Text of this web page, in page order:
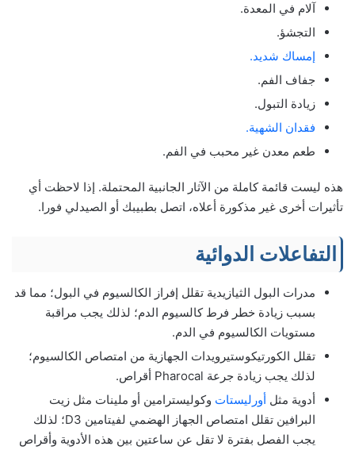
آلام في المعدة.
التجشؤ.
إمساك شديد.
جفاف الفم.
زيادة التبول.
فقدان الشهية.
طعم معدن غير محبب في الفم.
هذه ليست قائمة كاملة من الآثار الجانبية المحتملة. إذا لاحظت أي
تأثيرات أخرى غير مذكورة أعلاه، اتصل بطبيبك أو الصيدلي فورا.
التفاعلات الدوائية
مدرات البول الثيازيدية تقلل إفراز الكالسيوم في البول؛ مما قد
بسبب زيادة خطر فرط كالسيوم الدم؛ لذلك يجب مراقبة
مستويات الكالسيوم في الدم.
تقلل الكورتيكوستيرويدات الجهازية من امتصاص الكالسيوم؛
لذلك يجب زيادة جرعة Pharocal أقراص.
أدوية مثل أورليستات وكوليسترامين أو ملينات مثل زيت
البرافين تقلل امتصاص الجهاز الهضمي لفيتامين D3؛ لذلك
يجب الفصل بفترة لا تقل عن ساعتين بين هذه الأدوية وأقراص